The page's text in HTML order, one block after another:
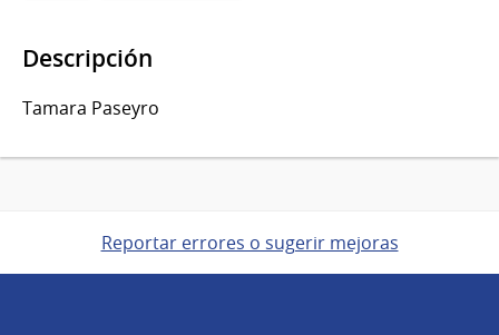
Descripción
Tamara Paseyro
Reportar errores o sugerir mejoras